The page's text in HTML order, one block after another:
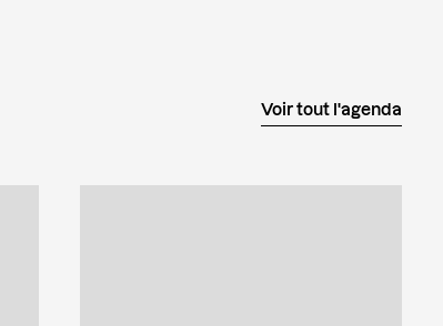
Voir tout l'agenda